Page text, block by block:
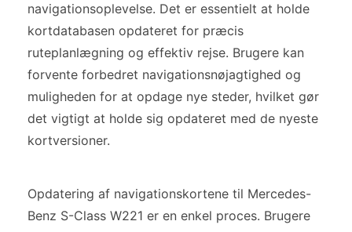
navigationsoplevelse. Det er essentielt at holde
kortdatabasen opdateret for præcis
ruteplanlægning og effektiv rejse. Brugere kan
forvente forbedret navigationsnøjagtighed og
muligheden for at opdage nye steder, hvilket gør
det vigtigt at holde sig opdateret med de nyeste
kortversioner.
Opdatering af navigationskortene til Mercedes-
Benz S-Class W221 er en enkel proces. Brugere